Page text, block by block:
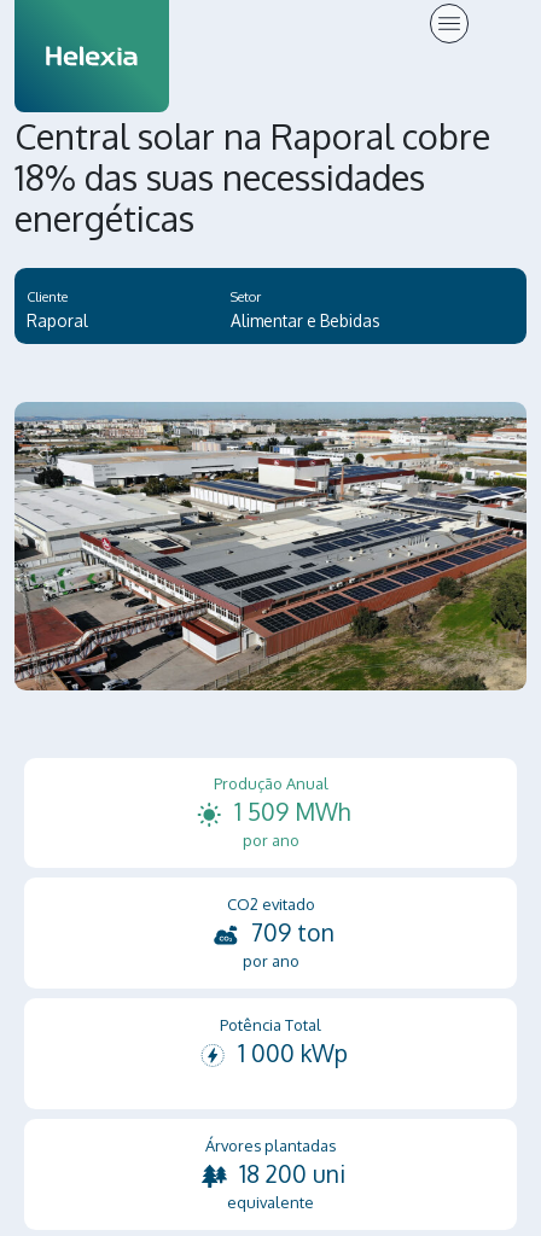
Central solar na Raporal cobre
18% das suas necessidades
energéticas
Cliente
Raporal
Setor
Alimentar e Bebidas
Produção Anual
1 509 MWh
por ano
CO2 evitado
709 ton
por ano
Potência Total
1 000 kWp
Árvores plantadas
18 200 uni
equivalente